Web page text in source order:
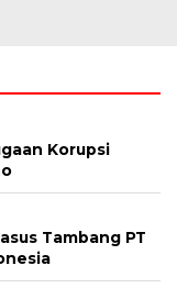
Korupsi
Tambang PT